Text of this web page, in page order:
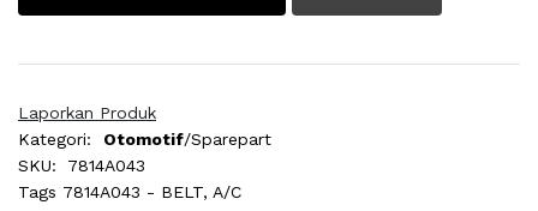
Laporkan Produk
Kategori:
Otomotif/Sparepart
SKU:
7814A043
Tags 7814A043 - BELT, A/C